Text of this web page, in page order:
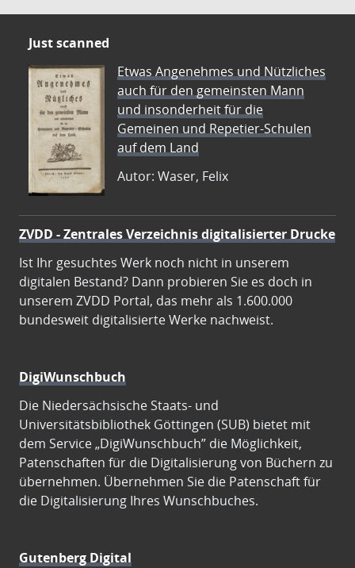
Just scanned
Etwas Angenehmes und Nützliches
auch für den gemeinsten Mann
und insonderheit für die
Gemeinen und Repetier-Schulen
auf dem Land
Autor: Waser, Felix
ZVDD - Zentrales Verzeichnis digitalisierter Drucke
Ist Ihr gesuchtes Werk noch nicht in unserem
digitalen Bestand? Dann probieren Sie es doch in
unserem ZVDD Portal, das mehr als 1.600.000
bundesweit digitalisierte Werke nachweist.
DigiWunschbuch
Die Niedersächsische Staats- und
Universitätsbibliothek Göttingen (SUB) bietet mit
dem Service „DigiWunschbuch” die Möglichkeit,
Patenschaften für die Digitalisierung von Büchern zu
übernehmen. Übernehmen Sie die Patenschaft für
die Digitalisierung Ihres Wunschbuches.
Gutenberg Digital